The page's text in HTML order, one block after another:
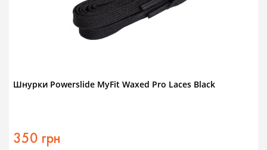
Шнурки Powerslide MyFit Waxed Pro Laces Black
350 грн